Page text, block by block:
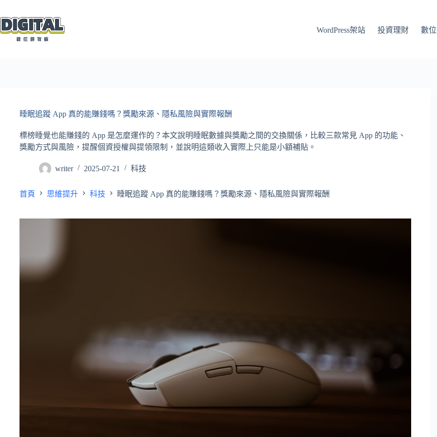
至
主
WordPress架站 投資理財 數
睡眠追蹤 App 真的能賺錢嗎？獎勵來源、隱私風險與實際報酬
標榜睡覺也能賺錢的 App 是怎麼運作的？本文說明睡眠數據與獎勵之間的交換關係，比較三款常見 App 的功能、
獎勵方式與風險，提醒個資授權與提領限制，並說明這類收入實際上只能是小額補貼。
writer 2025-07-21 科技
首頁 思維提升 科技 睡眠追蹤 App 真的能賺錢嗎？獎勵來源、隱私風險與實際報酬